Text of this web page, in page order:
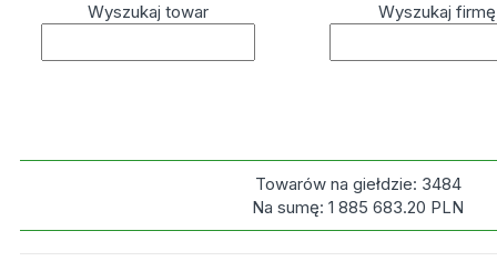
Wyszukaj towar Wyszukaj firmę
Towarów na giełdzie: 3484
Na sumę:1 885 683.20 PLN